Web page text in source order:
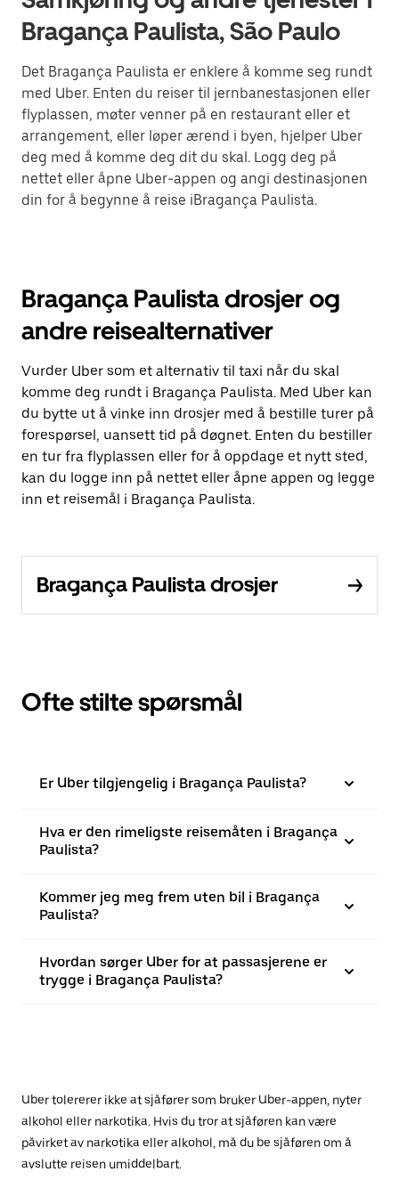
Bragança Paulista, São Paulo
Det Bragança Paulista er enklere å komme seg rundt
med Uber. Enten du reiser til jernbanestasjonen eller
flyplassen, møter venner på en restaurant eller et
arrangement, eller løper ærend i byen, hjelper Uber
deg med å komme deg dit du skal. Logg deg på
nettet eller åpne Uber-appen og angi destinasjonen
din for å begynne å reise iBragança Paulista.
Bragança Paulista drosjer og
andre reisealternativer
Vurder Uber som et alternativ til taxi når du skal
komme deg rundt i Bragança Paulista. Med Uber kan
du bytte ut å vinke inn drosjer med å bestille turer på
forespørsel, uansett tid på døgnet. Enten du bestiller
en tur fra flyplassen eller for å oppdage et nytt sted,
kan du logge inn på nettet eller åpne appen og legge
inn et reisemål i Bragança Paulista.
Bragança Paulista drosjer
Ofte stilte spørsmål
Er Uber tilgjengelig i Bragança Paulista?
Hva er den rimeligste reisemåten i Bragança
Paulista?
Kommer jeg meg frem uten bil i Bragança
Paulista?
Hvordan sørger Uber for at passasjerene er
trygge i Bragança Paulista?
Uber tolererer ikke at sjåfører som bruker Uber-appen, nyter
alkohol eller narkotika. Hvis du tror at sjåføren kan være
påvirket av narkotika eller alkohol, må du be sjåføren om å
avslutte reisen umiddelbart.